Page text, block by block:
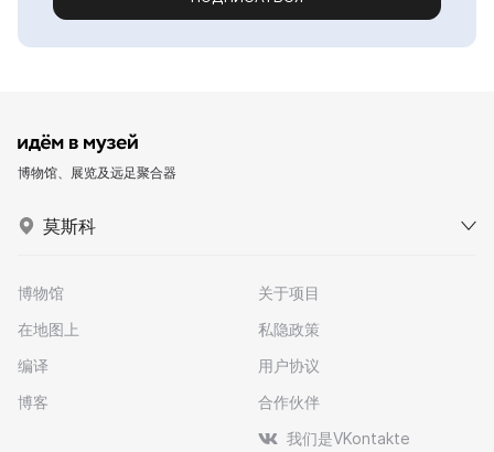
博物馆、展览及远足聚合器
莫斯科
博物馆
在地图上
编译
博客
关于项目
私隐政策
用户协议
合作伙伴
我们是VKontakte